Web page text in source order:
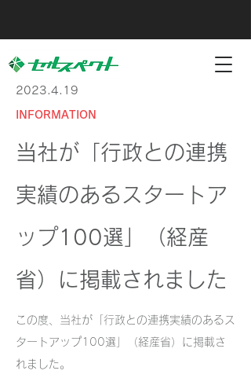
2023.4.19
INFORMATION
当社が「行政との連携
実績のあるスタートア
ップ100選」（経産
省）に掲載されました
この度、当社が「行政との連携実績のあるス
タートアップ100選」（経産省）に掲載さ
れました。